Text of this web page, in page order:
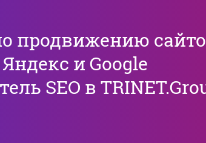
продвижению
и Google
SEO в